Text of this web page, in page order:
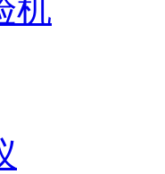
机